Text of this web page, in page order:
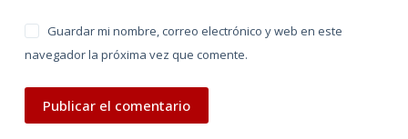
Guardar mi nombre, correo electrónico y web en este
navegador la próxima vez que comente.
Publicar el comentario